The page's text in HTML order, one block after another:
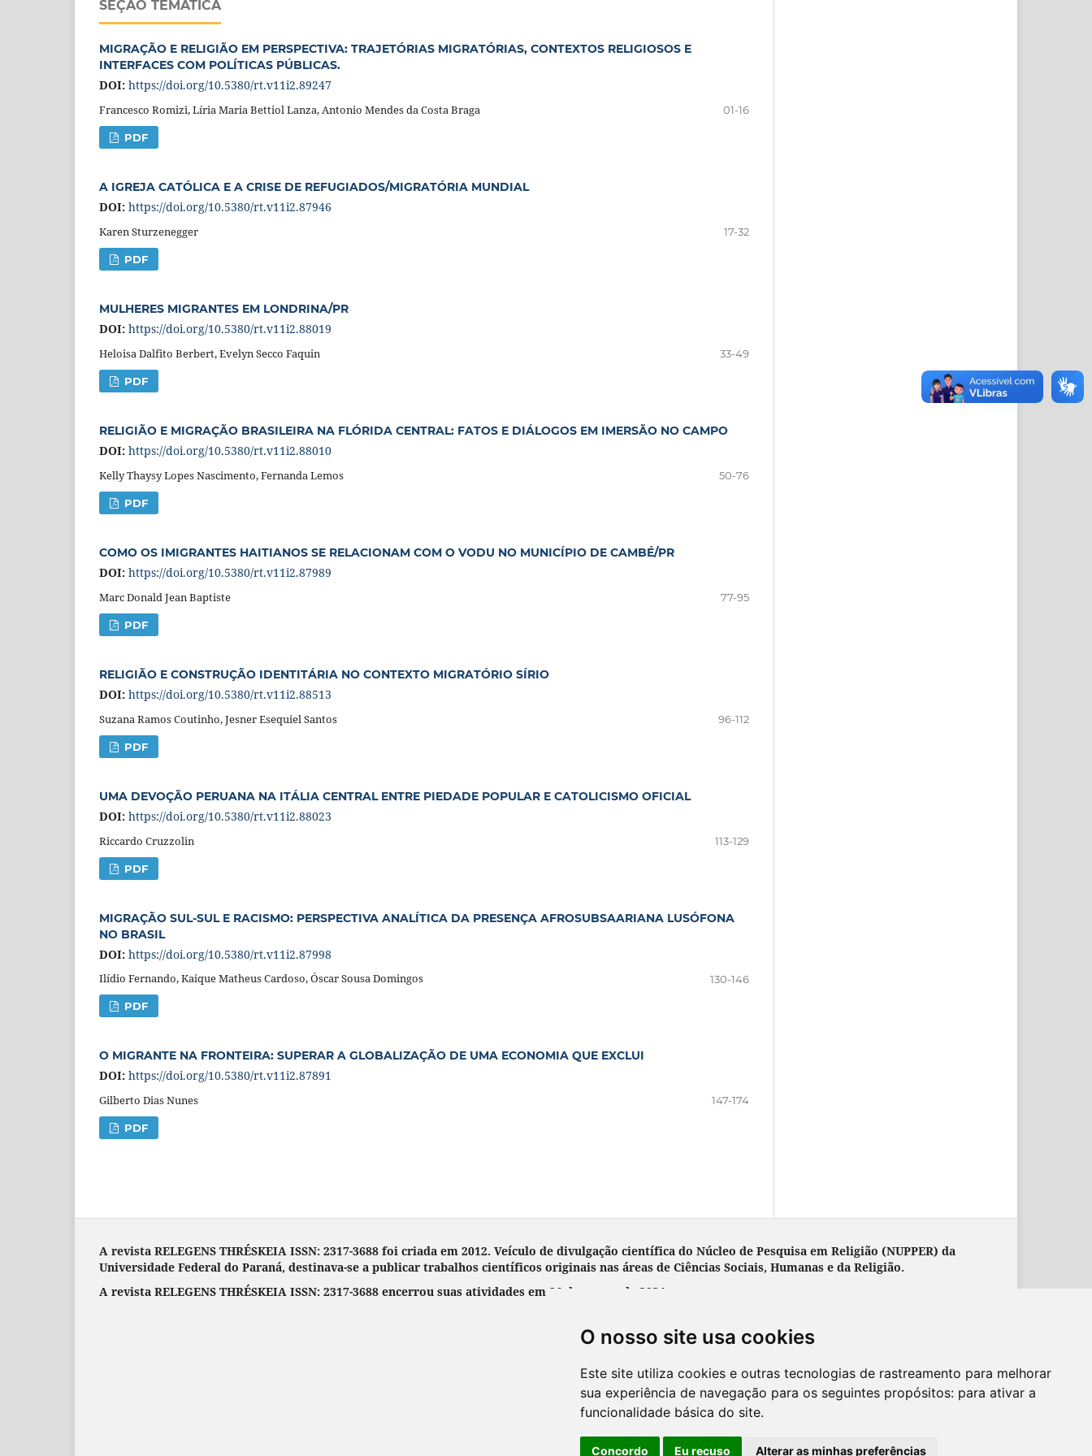
O nosso site usa cookies
Este site utiliza cookies e outras tecnologias de rastreamento para melhorar
sua experiência de navegação para os seguintes propósitos: para ativar a
funcionalidade básica do site.
Concordo Eu recuso Alterar as minhas preferências
SEÇÃO TEMÁTICA
MIGRAÇÃO E RELIGIÃO EM PERSPECTIVA: TRAJETÓRIAS MIGRATÓRIAS, CONTEXTOS RELIGIOSOS E
INTERFACES COM POLÍTICAS PÚBLICAS.
DOI: https://doi.org/10.5380/rt.v11i2.89247
Francesco Romizi, Líria Maria Bettiol Lanza, Antonio Mendes da Costa Braga 01-16
PDF
A IGREJA CATÓLICA E A CRISE DE REFUGIADOS/MIGRATÓRIA MUNDIAL
DOI: https://doi.org/10.5380/rt.v11i2.87946
Karen Sturzenegger 17-32
PDF
MULHERES MIGRANTES EM LONDRINA/PR
DOI: https://doi.org/10.5380/rt.v11i2.88019
Heloisa Dalfito Berbert, Evelyn Secco Faquin 33-49
PDF
RELIGIÃO E MIGRAÇÃO BRASILEIRA NA FLÓRIDA CENTRAL: FATOS E DIÁLOGOS EM IMERSÃO NO CAMPO
DOI: https://doi.org/10.5380/rt.v11i2.88010
Kelly Thaysy Lopes Nascimento, Fernanda Lemos 50-76
PDF
COMO OS IMIGRANTES HAITIANOS SE RELACIONAM COM O VODU NO MUNICÍPIO DE CAMBÉ/PR
DOI: https://doi.org/10.5380/rt.v11i2.87989
Marc Donald Jean Baptiste 77-95
PDF
RELIGIÃO E CONSTRUÇÃO IDENTITÁRIA NO CONTEXTO MIGRATÓRIO SÍRIO
DOI: https://doi.org/10.5380/rt.v11i2.88513
Suzana Ramos Coutinho, Jesner Esequiel Santos 96-112
PDF
UMA DEVOÇÃO PERUANA NA ITÁLIA CENTRAL ENTRE PIEDADE POPULAR E CATOLICISMO OFICIAL
DOI: https://doi.org/10.5380/rt.v11i2.88023
Riccardo Cruzzolin 113-129
PDF
MIGRAÇÃO SUL-SUL E RACISMO: PERSPECTIVA ANALÍTICA DA PRESENÇA AFROSUBSAARIANA LUSÓFONA
NO BRASIL
DOI: https://doi.org/10.5380/rt.v11i2.87998
Ilídio Fernando, Kaique Matheus Cardoso, Óscar Sousa Domingos 130-146
PDF
O MIGRANTE NA FRONTEIRA: SUPERAR A GLOBALIZAÇÃO DE UMA ECONOMIA QUE EXCLUI
DOI: https://doi.org/10.5380/rt.v11i2.87891
Gilberto Dias Nunes 147-174
PDF
A revista RELEGENS THRÉSKEIA ISSN: 2317-3688 foi criada em 2012. Veículo de divulgação científica do Núcleo de Pesquisa em Religião (NUPPER) da
Universidade Federal do Paraná, destinava-se a publicar trabalhos científicos originais nas áreas de Ciências Sociais, Humanas e da Religião.
A revista RELEGENS THRÉSKEIA ISSN: 2317-3688 encerrou suas atividades em 26 de março de 2024.